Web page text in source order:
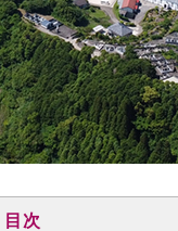
目次